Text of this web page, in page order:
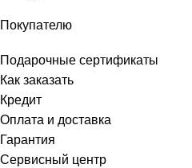
Покупателю
Подарочные сертификаты
Как заказать
Кредит
Оплата и доставка
Гарантия
Сервисный центр